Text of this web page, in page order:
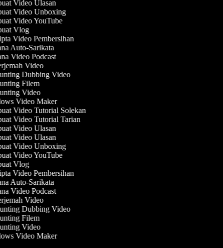
Video Ulasan
Video Unboxing
Video YouTube
Vlog
Video Pembersihan
Auto-Sarikata
Video Podcast
Video
Dubbing Video
Filem
Video
Video Maker
Video Tutorial Solekan
Video Tutorial Tarian
Video Ulasan
Video Ulasan
Video Unboxing
Video YouTube
Vlog
Video Pembersihan
Auto-Sarikata
Video Podcast
Video
Dubbing Video
Filem
Video
Video Maker